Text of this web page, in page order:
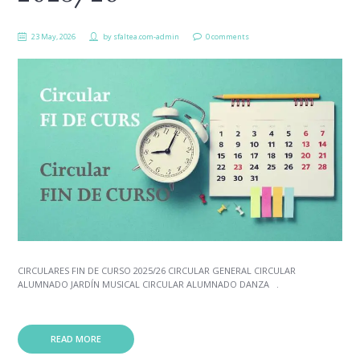
23 May, 2026 by sfaltea.com-admin 0 comments
CIRCULARES FIN DE CURSO 2025/26 CIRCULAR GENERAL CIRCULAR
ALUMNADO JARDÍN MUSICAL CIRCULAR ALUMNADO DANZA .
READ MORE